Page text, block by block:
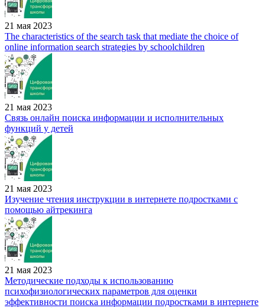
21 мая 2023
The characteristics of the search task that mediate the choice of
online information search strategies by schoolchildren
21 мая 2023
Связь онлайн поиска информации и исполнительных
функций у детей
21 мая 2023
Изучение чтения инструкции в интернете подростками с
помощью айтрекинга
21 мая 2023
Методические подходы к использованию
психофизиологических параметров для оценки
эффективности поиска информации подростками в интернете